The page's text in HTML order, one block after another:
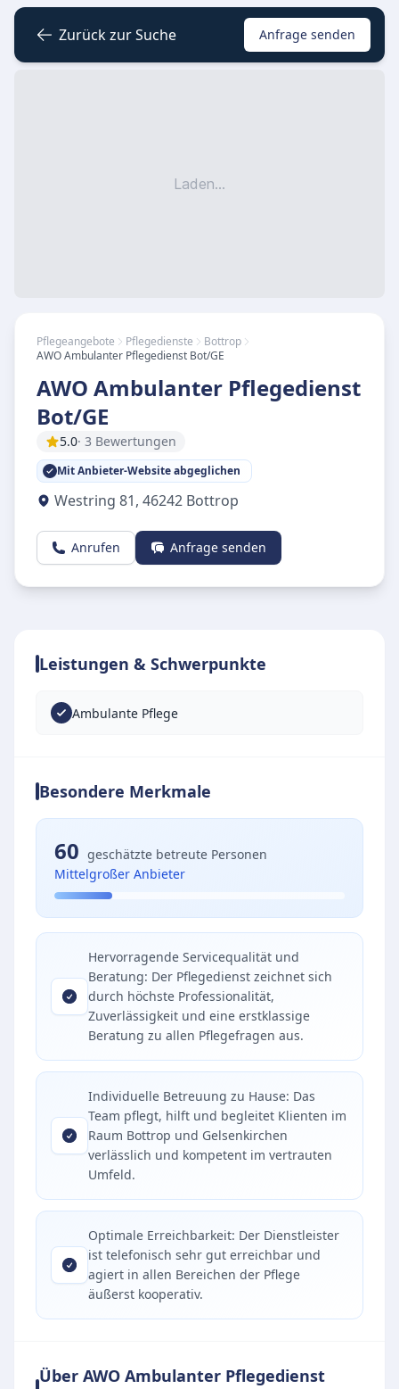
Zurück zur Suche Anfrage senden
Laden...
Pflegeangebote Pflegedienste
Bottrop
AWO Ambulanter Pflegedienst Bot/GE
AWO Ambulanter Pflegedienst
Bot/GE
5.0· 3 Bewertungen
Mit Anbieter-Website abgeglichen
Westring 81, 46242 Bottrop
Anrufen Anfrage senden
Leistungen & Schwerpunkte
Ambulante Pflege
Besondere Merkmale
60 geschätzte betreute Personen
Mittelgroßer Anbieter
Hervorragende Servicequalität und
Beratung: Der Pflegedienst zeichnet sich
durch höchste Professionalität,
Zuverlässigkeit und eine erstklassige
Beratung zu allen Pflegefragen aus.
Individuelle Betreuung zu Hause: Das
Team pflegt, hilft und begleitet Klienten im
Raum Bottrop und Gelsenkirchen
verlässlich und kompetent im vertrauten
Umfeld.
Optimale Erreichbarkeit: Der Dienstleister
ist telefonisch sehr gut erreichbar und
agiert in allen Bereichen der Pflege
äußerst kooperativ.
Über AWO Ambulanter Pflegedienst